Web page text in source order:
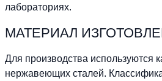
лабораториях.
МАТЕРИАЛ
Для производства используются
нержавеющих сталей.